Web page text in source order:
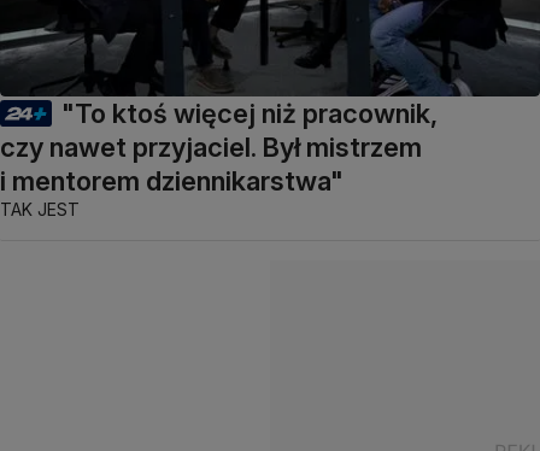
"To ktoś więcej niż pracownik,
czy nawet przyjaciel. Był mistrzem
i mentorem dziennikarstwa"
TAK JEST